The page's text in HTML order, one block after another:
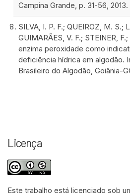
Campina Grande, p. 31-56, 2013.
SILVA, I. P. F.; QUEIROZ, M. S.;
GUIMARÃES, V. F.; STEINER,
enzima peroxidade como
deficiência hídrica em algodão.
Brasileiro do Algodão, Goiânia-
Licença
Este trabalho está licenciado sob